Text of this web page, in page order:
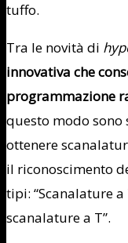
tuffo.
Tra le novità di
innovativa che
programmazione
questo modo
ottenere
il riconoscimento
tipi: “Scanalature a
scanalature a T”.